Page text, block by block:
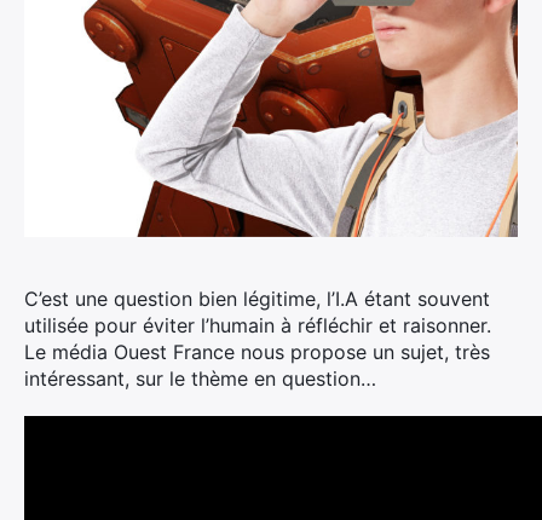
C’est une question bien légitime, l’I.A étant souvent
utilisée pour éviter l’humain à réfléchir et raisonner.
Le média Ouest France nous propose un sujet, très
intéressant, sur le thème en question…